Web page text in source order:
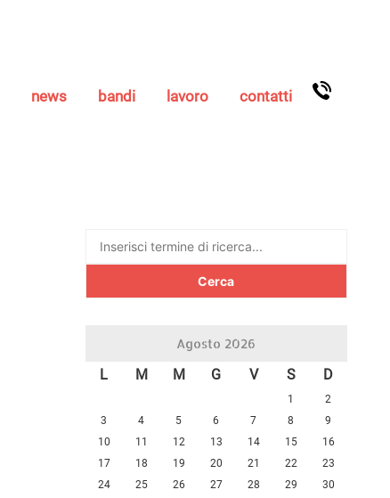
news bandi lavoro contatti
Ricerca
Agosto 2026
L M M G V S D
1
2
3
4 5 6 7 8
9
10
11 12 13 14 15
16
17
18 19 20 21 22
23
24
25 26 27 28 29
30